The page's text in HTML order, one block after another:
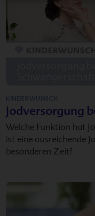
KINDERWUNSCH
Jodversorgung
Welche Funktion hat
ist eine ausreichende
besonderen Zeit?